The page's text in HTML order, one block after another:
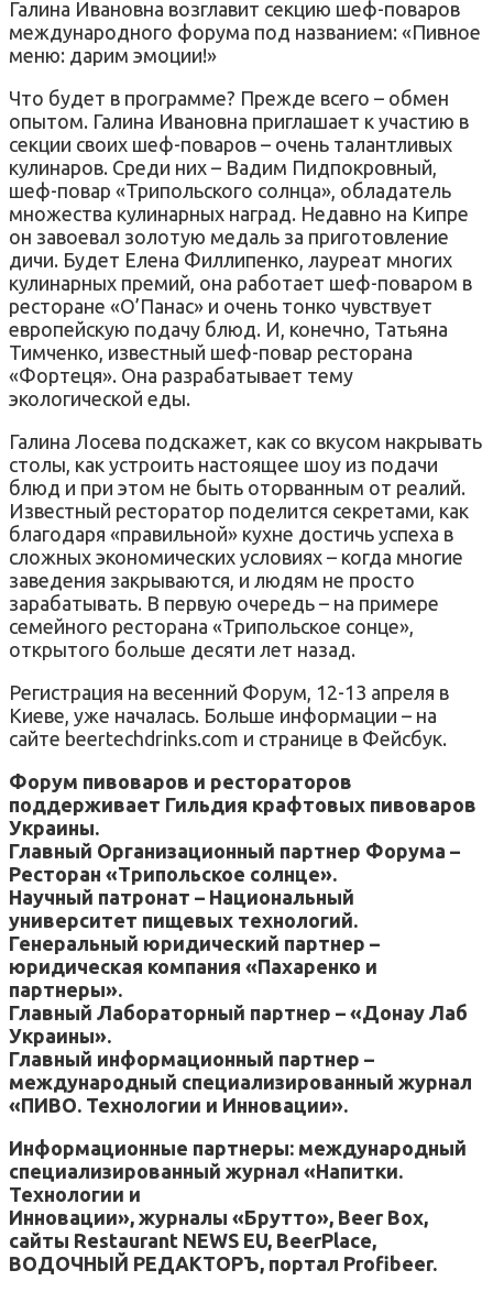
Галина Ивановна возглавит секцию шеф-поваров
международного форума под названием: «Пивное
меню: дарим эмоции!»
Что будет в программе? Прежде всего – обмен
опытом. Галина Ивановна приглашает к участию в
секции своих шеф-поваров – очень талантливых
кулинаров. Среди них – Вадим Пидпокровный,
шеф-повар «Трипольского солнца», обладатель
множества кулинарных наград. Недавно на Кипре
он завоевал золотую медаль за приготовление
дичи. Будет Елена Филлипенко, лауреат многих
кулинарных премий, она работает шеф-поваром в
ресторане «О’Панас» и очень тонко чувствует
европейскую подачу блюд. И, конечно, Татьяна
Тимченко, известный шеф-повар ресторана
«Фортеця». Она разрабатывает тему
экологической еды.
Галина Лосева подскажет, как со вкусом накрывать
столы, как устроить настоящее шоу из подачи
блюд и при этом не быть оторванным от реалий.
Известный ресторатор поделится секретами, как
благодаря «правильной» кухне достичь успеха в
сложных экономических условиях – когда многие
заведения закрываются, и людям не просто
зарабатывать. В первую очередь – на примере
семейного ресторана «Трипольское сонце»,
открытого больше десяти лет назад.
Регистрация на весенний Форум, 12-13 апреля в
Киеве, уже началась. Больше информации – на
сайте beertechdrinks.com и странице в Фейсбук.
Форум пивоваров и рестораторов
поддерживает Гильдия крафтовых пивоваров
Украины.
Главный Организационный партнер Форума –
Ресторан «Трипольское солнце».
Научный патронат – Национальный
университет пищевых технологий.
Генеральный юридический партнер –
юридическая компания «Пахаренко и
партнеры».
Главный Лабораторный партнер – «Донау Лаб
Украины».
Главный информационный партнер –
международный специализированный журнал
«ПИВО. Технологии и Инновации».
Информационные партнеры: международный
специализированный журнал «Напитки.
Технологии и
Инновации», журналы «Брутто», Beer Box,
сайты Restaurant NEWS EU, BeerPlace,
ВОДОЧНЫЙ РЕДАКТОРЪ, портал Profibeer.